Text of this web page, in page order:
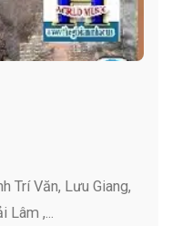
Trí Văn, Lưu Giang,
Lâm ,...